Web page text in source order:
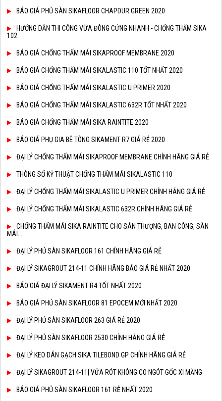
BÁO GIÁ PHỦ SÀN SIKAFLOOR CHAPDUR GREEN 2020
HƯỚNG DẪN THI CÔNG VỮA ĐÔNG CỨNG NHANH - CHỐNG THẤM SIKA
102
BÁO GIÁ CHỐNG THẤM MÁI SIKAPROOF MEMBRANE 2020
BÁO GIÁ CHỐNG THẤM MÁI SIKALASTIC 110 TỐT NHẤT 2020
BÁO GIÁ CHỐNG THẤM MÁI SIKALASTIC U PRIMER 2020
BÁO GIÁ CHỐNG THẤM MÁI SIKALASTIC 632R TỐT NHẤT 2020
BÁO GIÁ CHỐNG THẤM MÁI SIKA RAINTITE 2020
BÁO GIÁ PHỤ GIA BÊ TÔNG SIKAMENT R7 GIÁ RẺ 2020
ĐẠI LÝ CHỐNG THẤM MÁI SIKAPROOF MEMBRANE CHÍNH HÃNG GIÁ RẺ
THÔNG SỐ KỸ THUẬT CHỐNG THẤM MÁI SIKALASTIC 110
ĐẠI LÝ CHỐNG THẤM MÁI SIKALASTIC U PRIMER CHÍNH HÃNG GIÁ RẺ
ĐẠI LÝ CHỐNG THẤM MÁI SIKALASTIC 632R CHÍNH HÃNG GIÁ RẺ
CHỐNG THẤM MÁI SIKA RAINTITE CHO SÂN THƯỢNG, BAN CÔNG, SÀN
MÁI...
ĐẠI LÝ PHỦ SÀN SIKAFLOOR 161 CHÍNH HÃNG GIÁ RẺ
ĐẠI LÝ SIKAGROUT 214-11 CHÍNH HÃNG BÁO GIÁ RẺ NHẤT 2020
BÁO GIÁ ĐẠI LÝ SIKAMENT R4 TỐT NHẤT 2020
BÁO GIÁ PHỦ SÀN SIKAFLOOR 81 EPOCEM MỚI NHẤT 2020
ĐẠI LÝ PHỦ SÀN SIKAFLOOR 263 GIÁ RẺ 2020
ĐẠI LÝ PHỦ SÀN SIKAFLOOR 2530 CHÍNH HÃNG GIÁ RẺ
ĐẠI LÝ KEO DÁN GẠCH SIKA TILEBOND GP CHÍNH HÃNG GIÁ RẺ
ĐẠI LÝ SIKAGROUT 214-11| VỮA RÓT KHÔNG CO NGÓT GỐC XI MĂNG
BÁO GIÁ PHỦ SÀN SIKAFLOOR 161 RẺ NHẤT 2020